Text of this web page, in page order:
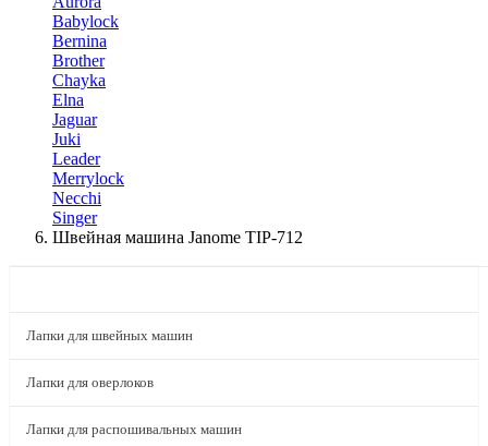
Babylock
Bernina
Brother
Chayka
Elna
Jaguar
Juki
Leader
Merrylock
Necchi
Singer
Швейная машина Janome TIP-712
Лапки для швейных машин
Лапки для оверлоков
Лапки для распошивальных машин